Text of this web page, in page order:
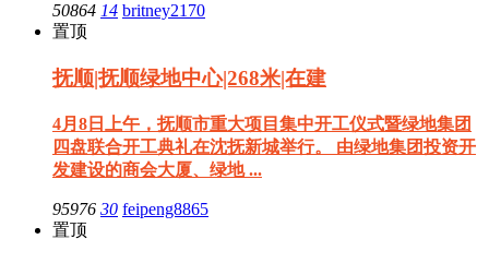
50864 14 britney2170
置顶
抚顺|抚顺绿地中心|268米|在建
4月8日上午，抚顺市重大项目集中开工仪式暨绿地集团
四盘联合开工典礼在沈抚新城举行。 由绿地集团投资开
发建设的商会大厦、绿地 ...
95976 30 feipeng8865
置顶